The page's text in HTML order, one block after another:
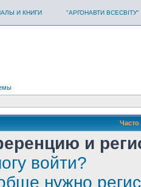
И КНИГИ "АРГОНАВТИ ВСЕСВІТУ"
и
войти?
нужно